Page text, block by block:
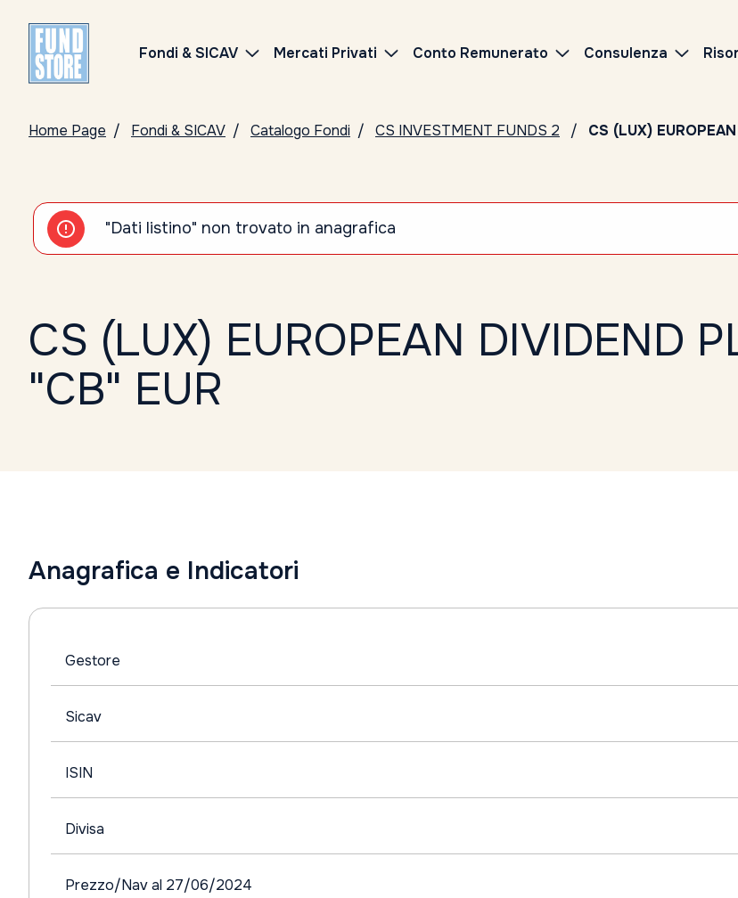
Fondi & SICAV Mercati Privati Conto Remunerato Consulenza
Home Page Fondi & SICAV Catalogo Fondi CS INVESTMENT FUNDS 2 CS (LUX)
"Dati listino" non trovato in anagrafica
CS (LUX) EUROPEAN DIVIDEND
"CB" EUR
Anagrafica e Indicatori
Gestore
Sicav
ISIN
Divisa
Prezzo/Nav al 27/06/2024